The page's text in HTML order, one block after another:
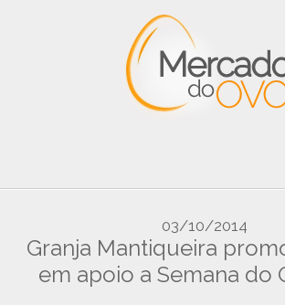
03/10/2014
Granja Mantiqueira
em apoio a Semana do